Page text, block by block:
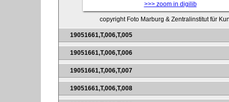
>>> zoom in digilib
copyright Foto Marburg & Zentralinstitut für
19051661,T,006,T,005
19051661,T,006,T,006
19051661,T,006,T,007
19051661,T,006,T,008